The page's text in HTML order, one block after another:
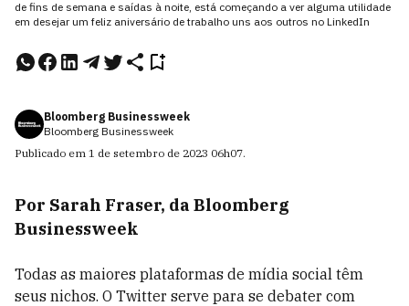
de fins de semana e saídas à noite, está começando a ver alguma utilidade
em desejar um feliz aniversário de trabalho uns aos outros no LinkedIn
Bloomberg Businessweek
Bloomberg Businessweek
Publicado em 1 de setembro de 2023 06h07.
Por Sarah Fraser, da Bloomberg
Businessweek
Todas as maiores plataformas de mídia social têm
seus nichos. O Twitter serve para se debater com